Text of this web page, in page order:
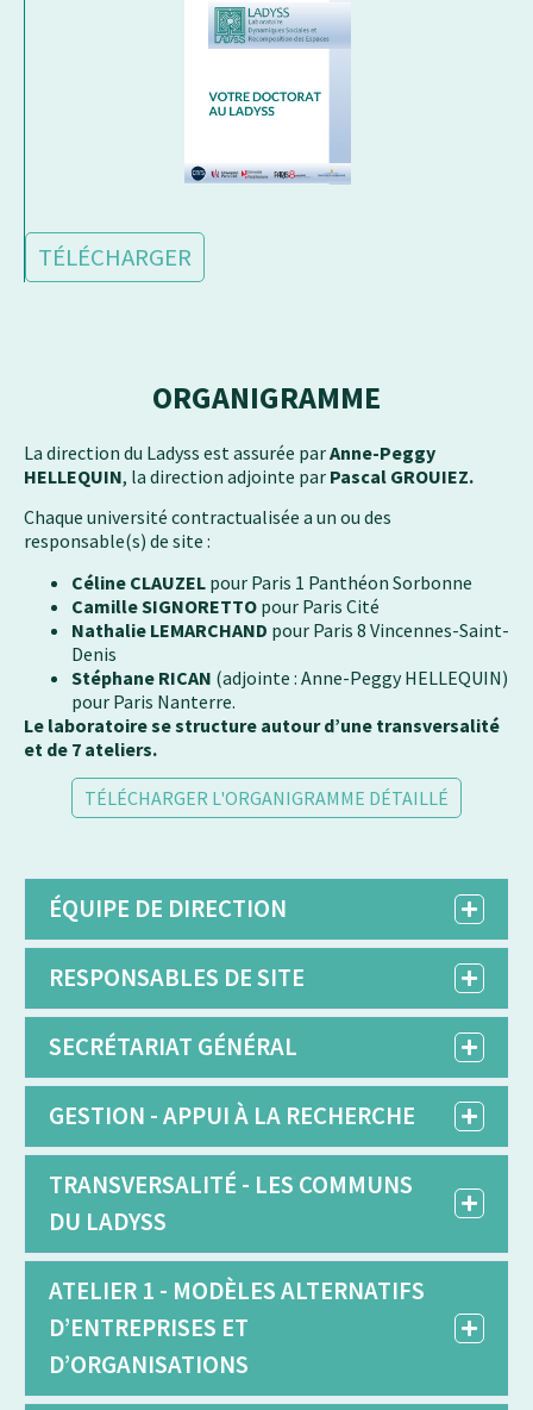
TÉLÉCHARGER
ORGANIGRAMME
La direction du Ladyss est assurée parAnne-Peggy
HELLEQUIN, la direction adjointe par Pascal GROUIEZ.
Chaque université contractualisée a un ou des
responsable(s) de site :
Céline CLAUZEL pour Paris 1 Panthéon Sorbonne
Camille SIGNORETTO pour Paris Cité
Nathalie LEMARCHAND pour Paris 8 Vincennes-Saint-
Denis
Stéphane RICAN (adjointe : Anne-Peggy HELLEQUIN)
pour Paris Nanterre.
Le laboratoire se structure autour d’une transversalité
et de 7 ateliers.
TÉLÉCHARGER L'ORGANIGRAMME DÉTAILLÉ
ÉQUIPE DE DIRECTION
RESPONSABLES DE SITE
SECRÉTARIAT GÉNÉRAL
GESTION - APPUI À LA RECHERCHE
TRANSVERSALITÉ - LES COMMUNS
DU LADYSS
ATELIER 1 - MODÈLES ALTERNATIFS
D’ENTREPRISES ET
D’ORGANISATIONS